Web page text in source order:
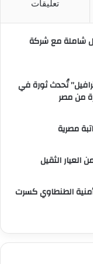
تعليقات
شاملة مع شركة
تُحدث ثورة في
من مصر
مصرية
العيار الثقيل
الطنطاوي كسرت